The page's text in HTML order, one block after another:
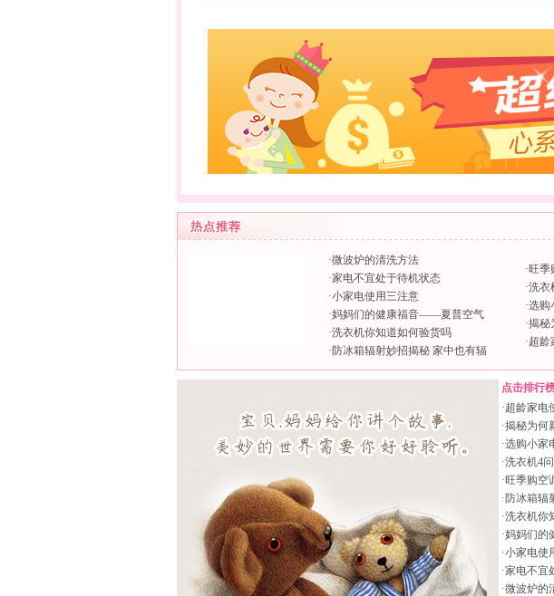
·微波炉的清洗方法
·家电不宜处于待机状态
·小家电使用三注意
·妈妈们的健康福音——夏普空气
·洗衣机你知道如何验货吗
· 防冰箱辐射妙招揭秘 家中也有辐
·旺季
·洗衣
·选购
·揭秘
·超龄
点击排行
·超龄家电
·揭秘为何
·选购小家
·洗衣机4
·旺季购空
· 防冰箱辐
·洗衣机你
·妈妈们
·小家电使
·家电不宜
·微波炉的